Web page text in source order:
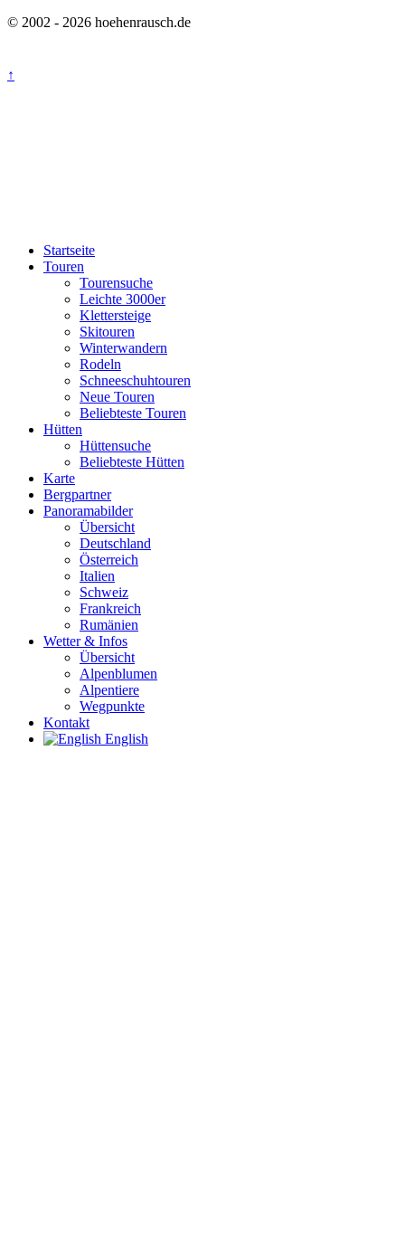
© 2002 - 2026 hoehenrausch.de
↑
Startseite
Touren
Tourensuche
Leichte 3000er
Klettersteige
Skitouren
Winterwandern
Rodeln
Schneeschuhtouren
Neue Touren
Beliebteste Touren
Hütten
Hüttensuche
Beliebteste Hütten
Karte
Bergpartner
Panoramabilder
Übersicht
Deutschland
Österreich
Italien
Schweiz
Frankreich
Rumänien
Wetter & Infos
Übersicht
Alpenblumen
Alpentiere
Wegpunkte
Kontakt
English